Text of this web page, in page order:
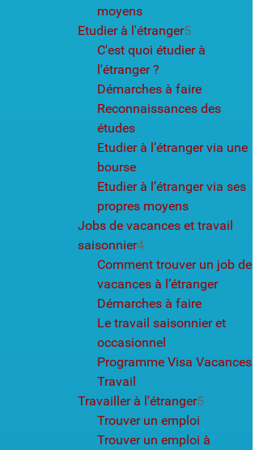
moyens
Etudier à l'étranger5
C'est quoi étudier à
l'étranger ?
Démarches à faire
Reconnaissances des
études
Etudier à l’étranger via une
bourse
Etudier à l’étranger via ses
propres moyens
Jobs de vacances et travail
saisonnier4
Comment trouver un job de
vacances à l’étranger
Démarches à faire
Le travail saisonnier et
occasionnel
Programme Visa Vacances
Travail
Travailler à l'étranger5
Trouver un emploi
Trouver un emploi à